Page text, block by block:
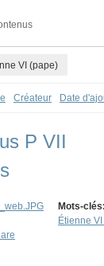
VI (pape)
Créateur Date
P VII
Mots-clés:
Étienne